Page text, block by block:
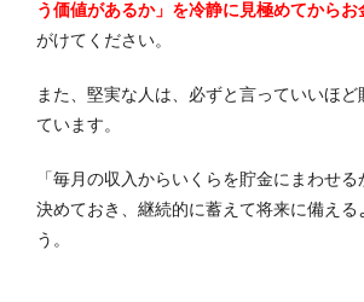
う価値があるか」を冷静に見極めてからお
がけてください。
また、堅実な人は、必ずと言っていいほど
ています。
「毎月の収入からいくらを貯金にまわせ
決めておき、継続的に蓄えて将来に備える
う。